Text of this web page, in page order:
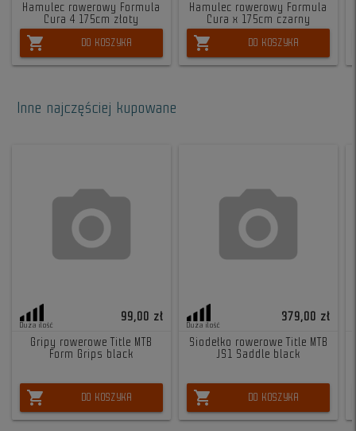
Hamulec rowerowy Formula
Cura 4 175cm złoty
shopping_cart DO KOSZYKA
Hamulec rowerowy Formula
Cura x 175cm czarny
shopping_cart DO KOSZYKA
Inne najczęściej kupowane
Duża ilość
99,00 zł
Gripy rowerowe Title MTB
Form Grips black
shopping_cart DO KOSZYKA
Duża ilość
379,00 zł
Siodełko rowerowe Title MTB
JS1 Saddle black
shopping_cart DO KOSZYKA